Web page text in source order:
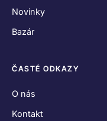
Novinky
Bazár
ČASTÉ ODKAZY
O nás
Kontakt